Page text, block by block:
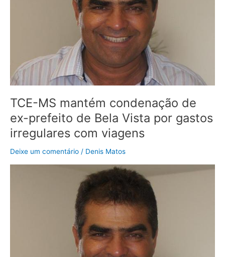
TCE-MS mantém condenação de
ex-prefeito de Bela Vista por gastos
irregulares com viagens
Deixe um comentário / Denis Matos
gastos
irregulares
com
viagens